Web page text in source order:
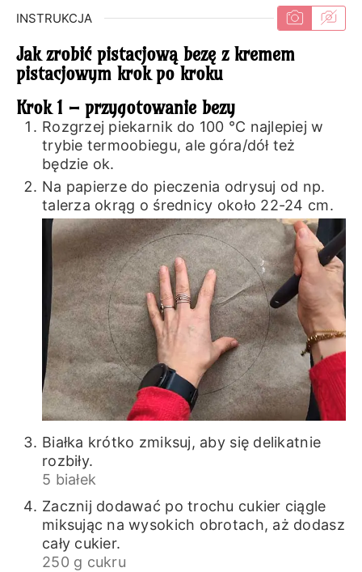
INSTRUKCJA
Jak zrobić pistacjową bezę z kremem
pistacjowym krok po kroku
Krok 1 – przygotowanie bezy
Rozgrzej piekarnik do 100 ℃ najlepiej w
trybie termoobiegu, ale góra/dół też
będzie ok.
Na papierze do pieczenia odrysuj od np.
talerza okrąg o średnicy około 22-24 cm.
Białka krótko zmiksuj, aby się delikatnie
rozbiły.
5 białek
Zacznij dodawać po trochu cukier ciągle
miksując na wysokich obrotach, aż dodasz
cały cukier.
250 g cukru